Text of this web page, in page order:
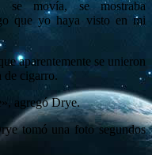
se movía, se mostraba
que yo haya visto en mi
aparentemente se unieron
de cigarro.
agregó Drye.
tomó una foto segundos